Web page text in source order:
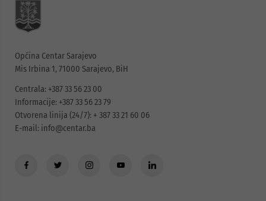
Općina Centar Sarajevo
Mis Irbina 1, 71000 Sarajevo, BiH
Centrala: +387 33 56 23 00
Informacije: +387 33 56 23 79
Otvorena linija (24/7): + 387 33 21 60 06
E-mail: info@centar.ba